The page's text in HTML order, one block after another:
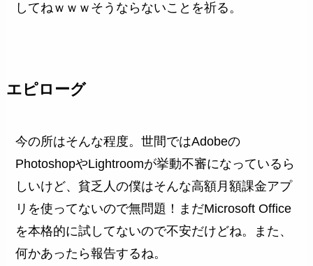
してねｗｗｗそうならないことを祈る。
エピローグ
今の所はそんな程度。世間ではAdobeの
PhotoshopやLightroomが挙動不審になっているら
しいけど、貧乏人の僕はそんな高額月額課金アプ
リを使ってないので無問題！まだMicrosoft Office
を本格的に試してないので不安だけどね。また、
何かあったら報告するね。